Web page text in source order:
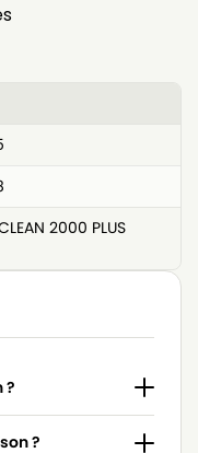
2000 PLUS
?
?